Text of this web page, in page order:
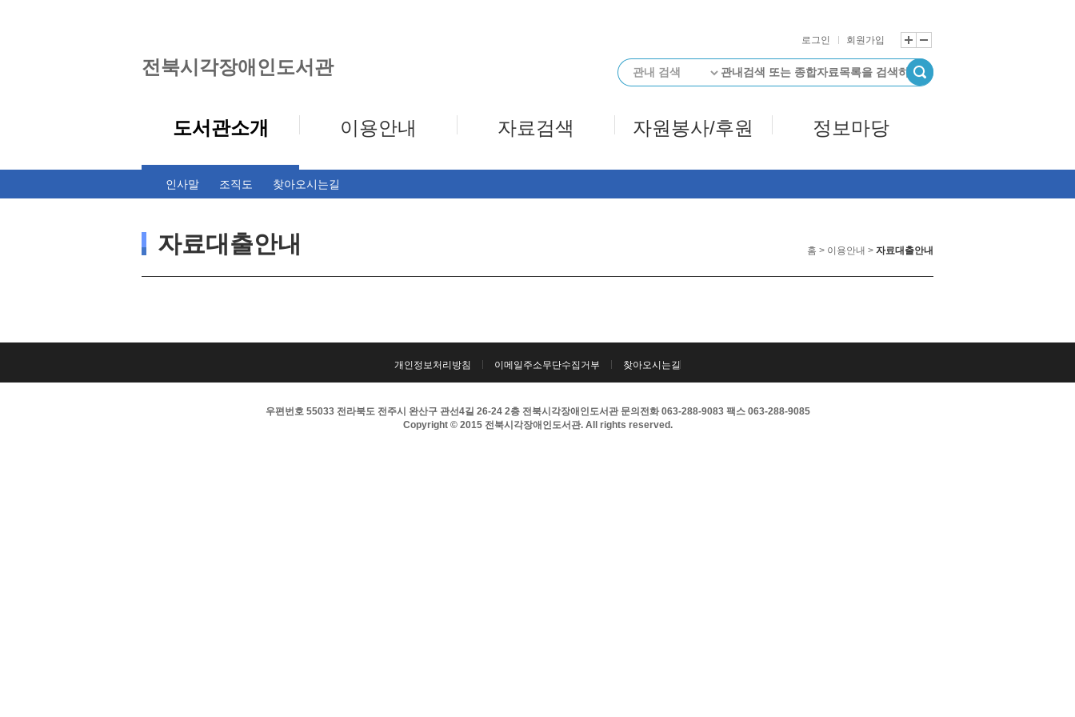
전북시각장애인도서관
로그인 회원가입
도서관소개
인사말 조직도 찾아오시는길
이용안내 자료검색 자원봉사/후원 정보마당
자료대출안내 홈 > 이용안내 > 자료대출안내
개인정보처리방침 이메일주소무단수집거부 찾아오시는길
우편번호 55033 전라북도 전주시 완산구 관선4길 26-24 2층 전북시각장애인도서관 문의전화 063-288-9083 팩스 063-288-9085
Copyright © 2015 전북시각장애인도서관. All rights reserved.